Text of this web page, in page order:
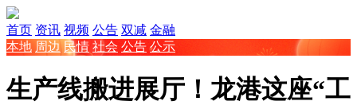
首页 资讯 视频 公告 双减 金融
本地 周边 民情 社会 公告 公示
生产线搬进展厅！龙港这座“工